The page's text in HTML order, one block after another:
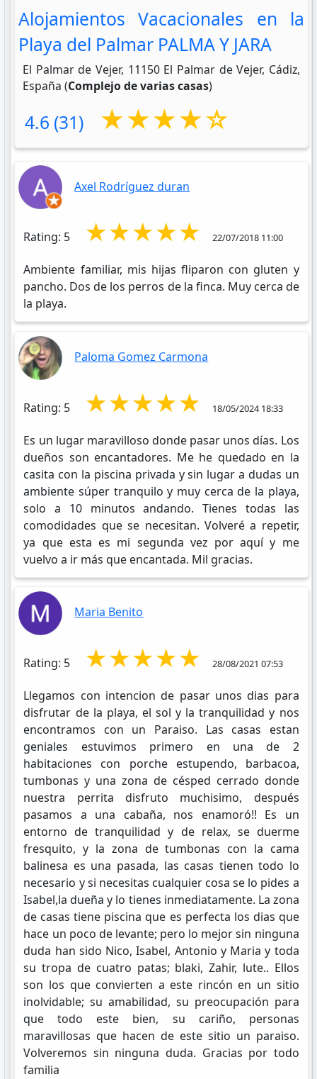
Alojamientos Vacacionales en la
Playa del Palmar PALMA Y JARA
El Palmar de Vejer, 11150 El Palmar de Vejer, Cádiz,
España (Complejo de varias casas)
4.6 (31) ★★★★☆
Axel Rodríguez duran
Rating: 5 ★★★★★ 22/07/2018 11:00
Ambiente familiar, mis hijas fliparon con gluten y
pancho. Dos de los perros de la finca. Muy cerca de
la playa.
Paloma Gomez Carmona
Rating: 5 ★★★★★ 18/05/2024 18:33
Es un lugar maravilloso donde pasar unos días. Los
dueños son encantadores. Me he quedado en la
casita con la piscina privada y sin lugar a dudas un
ambiente súper tranquilo y muy cerca de la playa,
solo a 10 minutos andando. Tienes todas las
comodidades que se necesitan. Volveré a repetir,
ya que esta es mi segunda vez por aquí y me
vuelvo a ir más que encantada. Mil gracias.
Maria Benito
Rating: 5 ★★★★★ 28/08/2021 07:53
Llegamos con intencion de pasar unos dias para
disfrutar de la playa, el sol y la tranquilidad y nos
encontramos con un Paraiso. Las casas estan
geniales estuvimos primero en una de 2
habitaciones con porche estupendo, barbacoa,
tumbonas y una zona de césped cerrado donde
nuestra perrita disfruto muchisimo, después
pasamos a una cabaña, nos enamoró!! Es un
entorno de tranquilidad y de relax, se duerme
fresquito, y la zona de tumbonas con la cama
balinesa es una pasada, las casas tienen todo lo
necesario y si necesitas cualquier cosa se lo pides a
Isabel,la dueña y lo tienes inmediatamente. La zona
de casas tiene piscina que es perfecta los dias que
hace un poco de levante; pero lo mejor sin ninguna
duda han sido Nico, Isabel, Antonio y Maria y toda
su tropa de cuatro patas; blaki, Zahir, lute.. Ellos
son los que convierten a este rincón en un sitio
inolvidable; su amabilidad, su preocupación para
que todo este bien, su cariño, personas
maravillosas que hacen de este sitio un paraiso.
Volveremos sin ninguna duda. Gracias por todo
familia